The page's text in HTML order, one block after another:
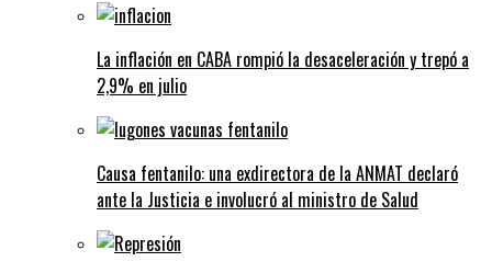
La inflación en CABA rompió la desaceleración y trepó a
2,9% en julio
Causa fentanilo: una exdirectora de la ANMAT declaró
ante la Justicia e involucró al ministro de Salud